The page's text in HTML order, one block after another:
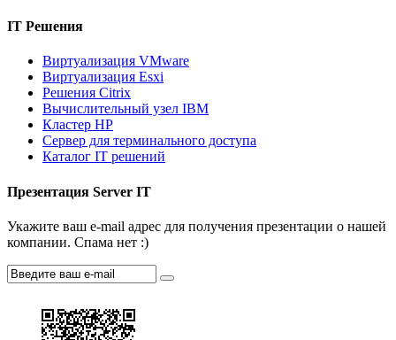
IT Решения
Виртуализация VMware
Виртуализация Esxi
Решения Citrix
Вычислительный узел IBM
Кластер HP
Сервер для терминального доступа
Каталог IT решений
Презентация Server IT
Укажите ваш e-mail адрес для получения презентации о нашей
компании. Спама нет :)